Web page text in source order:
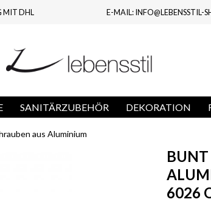
MIT DHL E-MAIL: INFO@LEBENSSTIL-
SANITÄRZUBEHÖR DEKORATION
aus Aluminium
BUNT
6026